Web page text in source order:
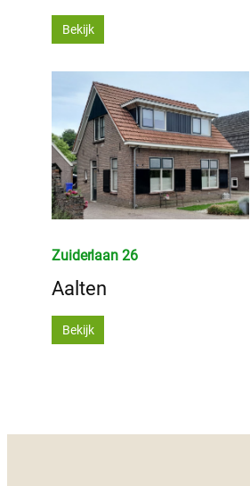
Bekijk
Zuiderlaan 26
Aalten
Bekijk